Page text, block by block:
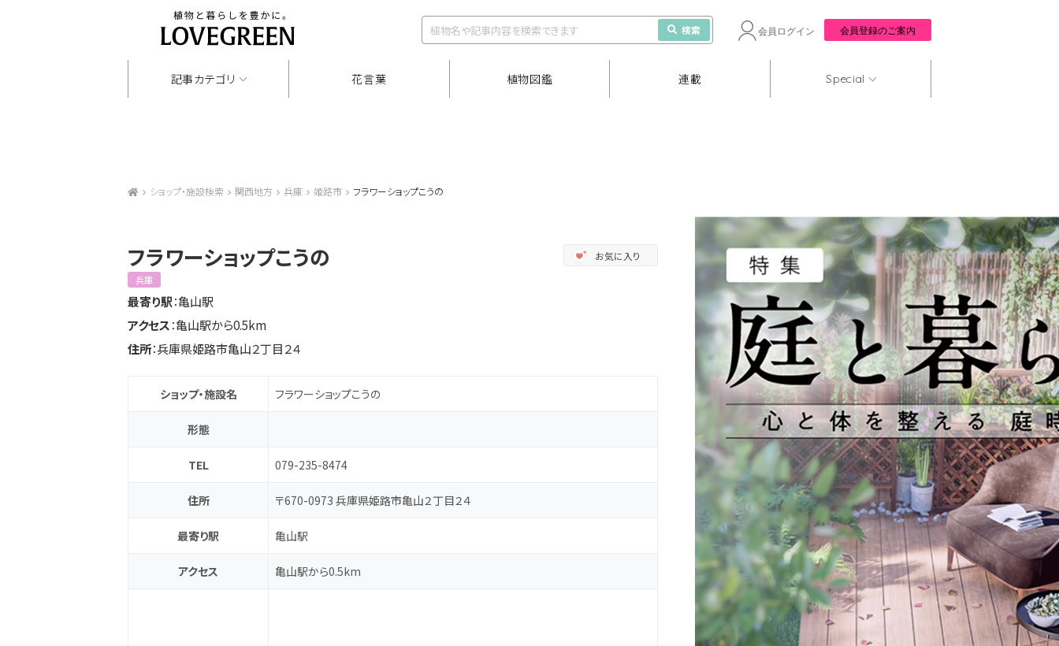
検索 会員ログイン 会員登録のご案内
記事カテゴリ 花言葉 植物図鑑 連載 Special
ショップ・施設検索 関西地方 兵庫 姫路市 フラワーショップこうの
フラワーショップこうの お気に入り
兵庫
最寄り駅：亀山駅
アクセス：亀山駅から0.5km
住所：兵庫県姫路市亀山２丁目２４
ショップ・施設名 フラワーショップこうの
形態
TEL 079-235-8474
住所 〒670-0973 兵庫県姫路市亀山２丁目２４
最寄り駅 亀山駅
アクセス 亀山駅から0.5km